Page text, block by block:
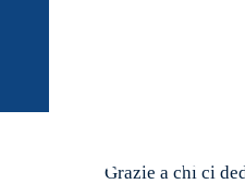
MONTE
Grazie a chi ci